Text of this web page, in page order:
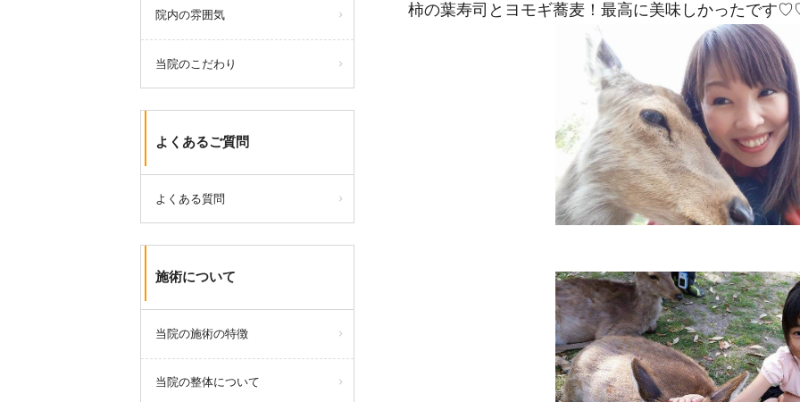
柿の葉寿司とヨモギ蕎麦！最高に美味しかったです
院内の雰囲気
当院のこだわり
よくあるご質問
よくある質問
施術について
当院の施術の特徴
当院の整体について